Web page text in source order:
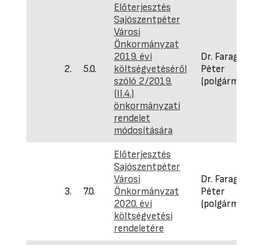
2. 5.0.
Előterjesztés
Sajószentpéter
Városi
Önkormányzat
2019. évi
költségvetéséről
szóló 2/2019.
(II.4.)
önkormányzati
rendelet
módosítására
Dr. Faragó
Péter
3. 7.0.
Előterjesztés
Sajószentpéter
Városi
Önkormányzat
2020. évi
költségvetési
rendeletére
Dr. Faragó
Péter